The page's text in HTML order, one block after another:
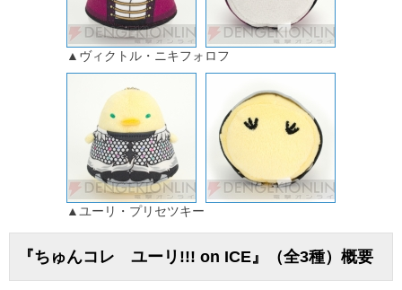
▲ヴィクトル・ニキフォロフ
▲ユーリ・プリセツキー
『ちゅんコレ ユーリ!!! on ICE』（全3種）概要